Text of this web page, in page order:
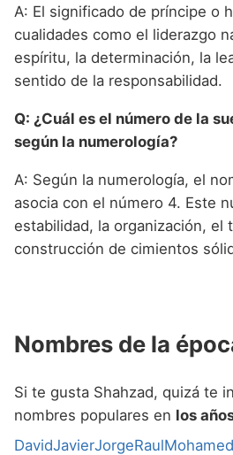
A: El significado de príncipe o
cualidades como el liderazgo
espíritu, la determinación, la
sentido de la responsabilidad.
Q: ¿Cuál es el número de la
según la numerología?
A: Según la numerología, el
asocia con el número 4. Este
estabilidad, la organización, el
construcción de cimientos
Nombres de la
Si te gusta Shahzad, quizá te
nombres populares en los
DavidJavierJorgeRaulMohamed